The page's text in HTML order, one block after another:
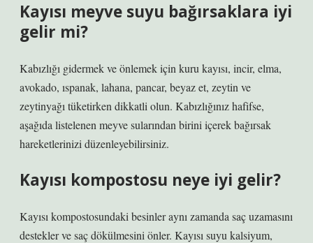
Kayısı meyve suyu bağırsaklara iyi
gelir mi?
Kabızlığı gidermek ve önlemek için kuru kayısı, incir, elma,
avokado, ıspanak, lahana, pancar, beyaz et, zeytin ve
zeytinyağı tüketirken dikkatli olun. Kabızlığınız hafifse,
aşağıda listelenen meyve sularından birini içerek bağırsak
hareketlerinizi düzenleyebilirsiniz.
Kayısı kompostosu neye iyi gelir?
Kayısı kompostosundaki besinler aynı zamanda saç uzamasını
destekler ve saç dökülmesini önler. Kayısı suyu kalsiyum,